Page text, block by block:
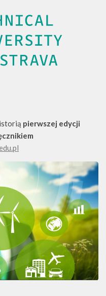
pierwszej edycji